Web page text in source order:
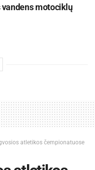
motociklų
atletikos čempionatuose